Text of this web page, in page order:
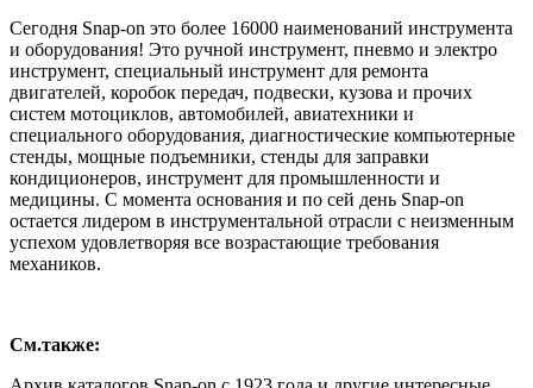
Сегодня Snap-on это более 16000 наименований инструмента
и оборудования! Это ручной инструмент, пневмо и электро
инструмент, специальный инструмент для ремонта
двигателей, коробок передач, подвески, кузова и прочих
систем мотоциклов, автомобилей, авиатехники и
специального оборудования, диагностические компьютерные
стенды, мощные подъемники, стенды для заправки
кондиционеров, инструмент для промышленности и
медицины. С момента основания и по сей день Snap-on
остается лидером в инструментальной отрасли с неизменным
успехом удовлетворяя все возрастающие требования
механиков.
См.также: